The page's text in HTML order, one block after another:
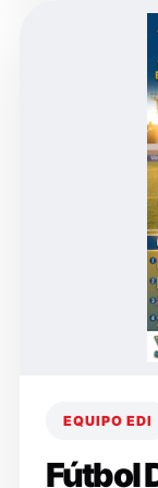
EQUIPO EDI
Fútbol